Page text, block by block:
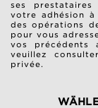
ses
votre adhésion
des opérations
pour vous
vos précédents
veuillez
privée.